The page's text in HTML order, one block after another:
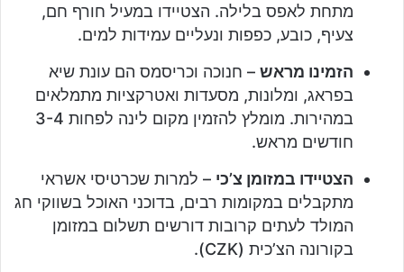
מתחת לאפס בלילה. הצטיידו במעיל חורף חם,
צעיף, כובע, כפפות ונעליים עמידות למים.
הזמינו מראש – חנוכה וכריסמס הם עונת שיא
בפראג, ומלונות, מסעדות ואטרקציות מתמלאים
במהירות. מומלץ להזמין מקום לינה לפחות 3-4
חודשים מראש.
הצטיידו במזומן צ’כי – למרות שכרטיסי אשראי
מתקבלים במקומות רבים, בדוכני האוכל בשווקי חג
המולד לעתים קרובות דורשים תשלום במזומן
בקורונה הצ’כית (CZK).